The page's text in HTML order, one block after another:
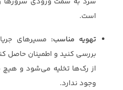
است.
تهویه مناسب: مسیرهای
بررسی کنید و اطمینان حاصل
از رک‌ها تخلیه می‌شود و هیچ
وجود ندارد.